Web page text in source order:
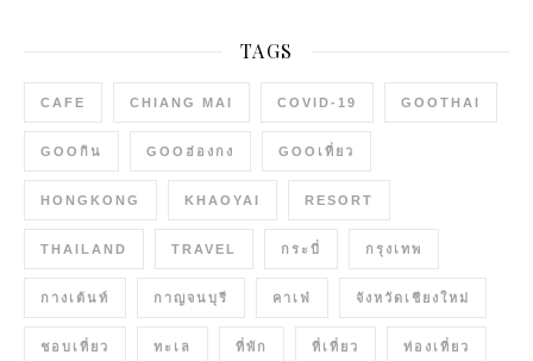
TAGS
CAFE CHIANG MAI COVID-19 GOOTHAI
GOOกิน GOOฮ่องกง GOOเที่ยว
HONGKONG KHAOYAI RESORT
THAILAND TRAVEL กระบี่ กรุงเทพ
กางเต้นท์ กาญจนบุรี คาเฟ่ จังหวัดเชียงใหม่
ชอบเที่ยว ทะเล ที่พัก ที่เที่ยว ท่องเที่ยว